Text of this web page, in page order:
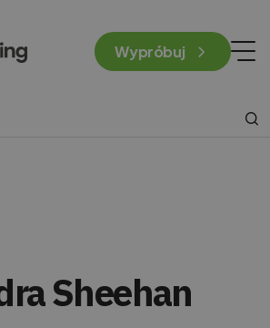
Wypróbuj
Sheehan